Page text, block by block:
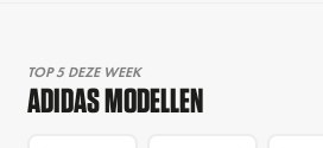
TOP 5 DEZE WEEK
ADIDAS MODELLEN